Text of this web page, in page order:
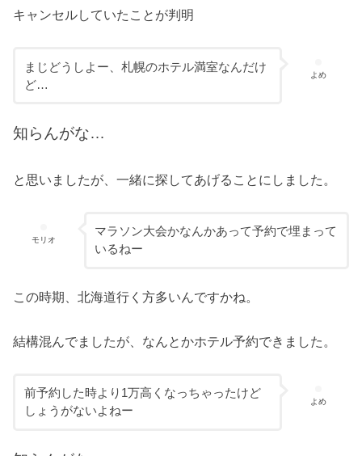
キャンセルしていたことが判明
よめ
まじどうしよー、札幌のホテル満室なんだけ
ど…
知らんがな…
と思いましたが、一緒に探してあげることにしました。
モリオ
マラソン大会かなんかあって予約で埋まって
いるねー
この時期、北海道行く方多いんですかね。
結構混んでましたが、なんとかホテル予約できました。
よめ
前予約した時より1万高くなっちゃったけど
しょうがないよねー